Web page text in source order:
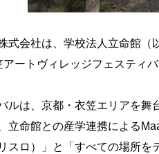
会社は、学校法人立命館（
ートヴィレッジフェスティバ
は、京都・衣笠エリアを舞
立命館との産学連携による
スロ）」と「すべての場所